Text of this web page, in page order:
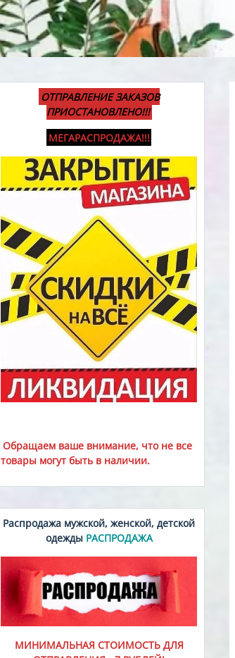
ОТПРАВЛЕНИЕ ЗАКАЗОВ
ПРИОСТАНОВЛЕНО!!!
МЕГАРАСПРОДАЖА!!!
Обращаем ваше внимание, что не все
товары могут быть в наличии.
Распродажа мужской, женской, детской
одежды РАСПРОДАЖА
МИНИМАЛЬНАЯ СТОИМОСТЬ ДЛЯ